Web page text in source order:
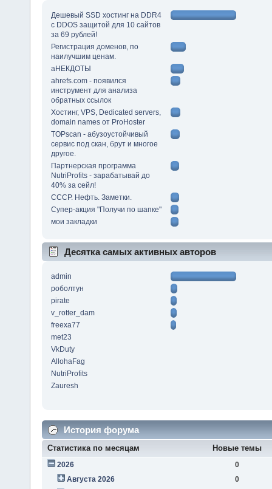
Дешевый SSD хостинг на DDR4
с DDOS защитой для 10 сайтов
за 69 рублей!
Регистрация доменов, по
наилучшим ценам.
аНЕКДОТЫ
ahrefs.com - появился
инструмент для анализа
обратных ссылок
Хостинг, VPS, Dedicated servers,
domain names от ProHoster
TOPscan - абузоустойчивый
сервис под скан, брут и многое
другое.
Партнерская программа
NutriProfits - зарабатывай до
40% за сейл!
СССР. Нефть. Заметки.
Супер-акция "Получи по шапке"
мои закладки
Десятка самых активных авторов
admin
роболтун
pirate
v_rotter_dam
freexa77
met23
VkDuty
AllohaFag
NutriProfits
Zauresh
История форума
Статистика по месяцам Новые темы
2026
0
Августа 2026
0